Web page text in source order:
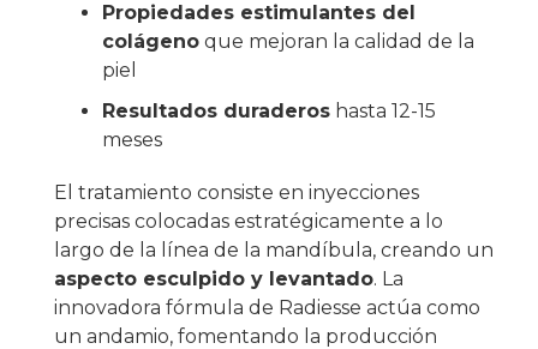
Propiedades estimulantes del
colágeno que mejoran la calidad de la
piel
Resultados duraderos hasta 12-15
meses
El tratamiento consiste en inyecciones
precisas colocadas estratégicamente a lo
largo de la línea de la mandíbula, creando un
aspecto esculpido y levantado. La
innovadora fórmula de Radiesse actúa como
un andamio, fomentando la producción